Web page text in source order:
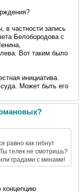
в частности запись
Белобородова с
Вот таким было
инициатива.
Может быть его
равно как гибнут
телек не смотришь?
градами с минами!
концепцию